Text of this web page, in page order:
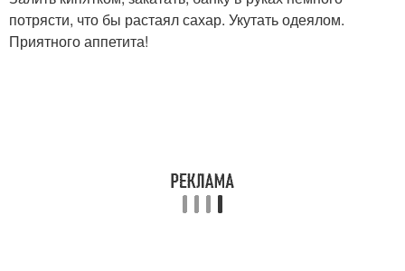
потрясти, что бы растаял сахар. Укутать одеялом.
Приятного аппетита!